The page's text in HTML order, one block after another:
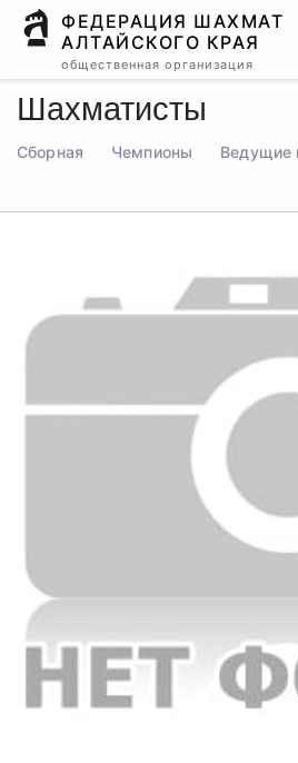
ФЕДЕРАЦИЯ ШАХМАТ
АЛТАЙСКОГО КРАЯ
общественная организация
Шахматисты
Сборная Чемпионы Ведущие